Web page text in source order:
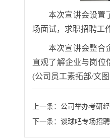
本次宣讲会设置
场面试，求职招聘工
本次宣讲会整合
直观了解企业与岗位
(公司员工素拓部/文
上一条： 公司举办考研
下一条： 谈球吧专场招